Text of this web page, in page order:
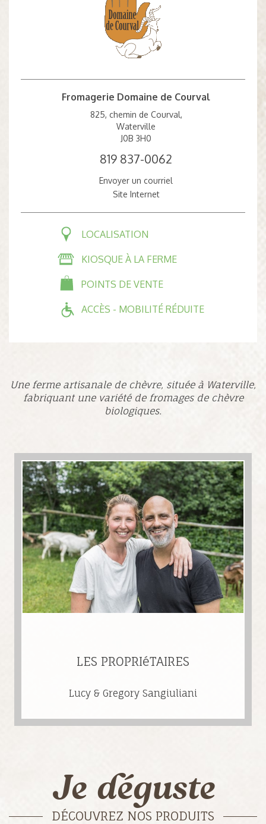
Fromagerie Domaine de Courval
825, chemin de Courval,
Waterville
J0B 3H0
819 837-0062
Envoyer un courriel
Site Internet
LOCALISATION
KIOSQUE À LA FERME
POINTS DE VENTE
ACCÈS - MOBILITÉ RÉDUITE
Une ferme artisanale de chèvre, située à Waterville,
fabriquant une variété de fromages de chèvre
biologiques.
LES PROPRIéTAIRES
Lucy & Gregory Sangiuliani
Je déguste
DÉCOUVREZ NOS PRODUITS